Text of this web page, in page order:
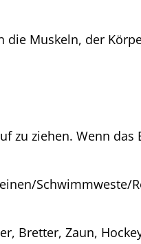
die Muskeln, der
zu ziehen. Wenn das
Schwimmweste/
Bretter, Zaun,